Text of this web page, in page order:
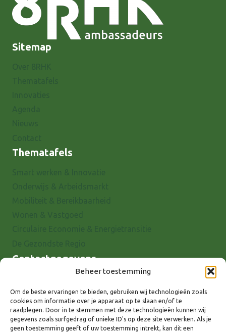
Beheer toestemming
Om de beste ervaringen te bieden, gebruiken wij technologieën zoals
cookies om informatie over je apparaat op te slaan en/of te
raadplegen. Door in te stemmen met deze technologieën kunnen wij
gegevens zoals surfgedrag of unieke ID's op deze site verwerken. Als je
geen toestemming geeft of uw toestemming intrekt, kan dit een
Sitemap
Thematafels
Contactgegevens
7001 EX Doetinchem
E-mail: info@8rhk.nl
Telefoonnummers